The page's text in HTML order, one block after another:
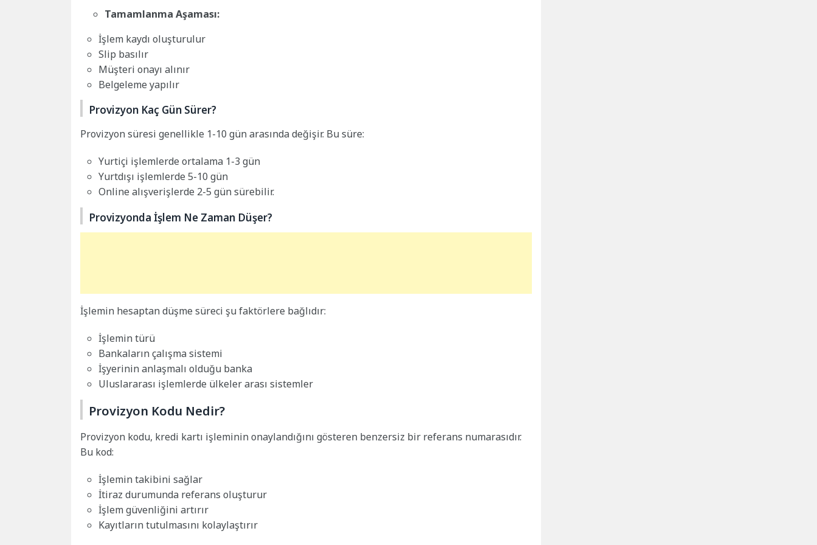
Tamamlanma Aşaması:
İşlem kaydı oluşturulur
Slip basılır
Müşteri onayı alınır
Belgeleme yapılır
Provizyon Kaç Gün Sürer?
Provizyon süresi genellikle 1-10 gün arasında değişir. Bu süre:
Yurtiçi işlemlerde ortalama 1-3 gün
Yurtdışı işlemlerde 5-10 gün
Online alışverişlerde 2-5 gün sürebilir.
Provizyonda İşlem Ne Zaman Düşer?
İşlemin hesaptan düşme süreci şu faktörlere bağlıdır:
İşlemin türü
Bankaların çalışma sistemi
İşyerinin anlaşmalı olduğu banka
Uluslararası işlemlerde ülkeler arası sistemler
Provizyon Kodu Nedir?
Provizyon kodu, kredi kartı işleminin onaylandığını gösteren benzersiz bir referans numarasıdır.
Bu kod:
İşlemin takibini sağlar
İtiraz durumunda referans oluşturur
İşlem güvenliğini artırır
Kayıtların tutulmasını kolaylaştırır